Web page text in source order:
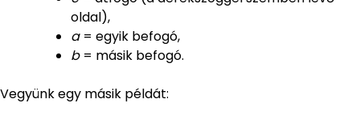
oldal),
a= egyik befogó,
b= másik befogó.
Vegyünk egy másik példát: